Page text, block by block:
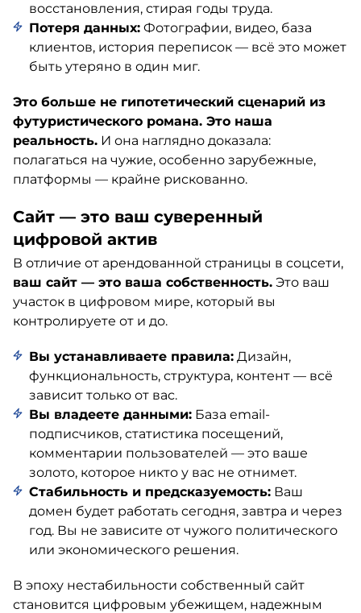
восстановления, стирая годы труда.
Потеря данных: Фотографии, видео, база
клиентов, история переписок — всё это может
быть утеряно в один миг.
Это больше не гипотетический сценарий из
футуристического романа. Это наша
реальность. И она наглядно доказала:
полагаться на чужие, особенно зарубежные,
платформы — крайне рискованно.
Сайт — это ваш суверенный
цифровой актив
В отличие от арендованной страницы в соцсети,
ваш сайт — это ваша собственность. Это ваш
участок в цифровом мире, который вы
контролируете от и до.
Вы устанавливаете правила: Дизайн,
функциональность, структура, контент — всё
зависит только от вас.
Вы владеете данными: База email-
подписчиков, статистика посещений,
комментарии пользователей — это ваше
золото, которое никто у вас не отнимет.
Стабильность и предсказуемость: Ваш
домен будет работать сегодня, завтра и через
год. Вы не зависите от чужого политического
или экономического решения.
В эпоху нестабильности собственный сайт
становится цифровым убежищем, надежным